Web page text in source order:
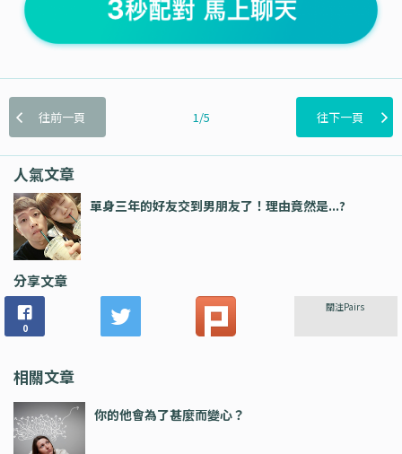
往前一頁 1/5 往下一頁
人氣文章
單身三年的好友交到男朋友了！理由竟然是...?
分享文章
0
關注Pairs
相關文章
你的他會為了甚麼而變心？